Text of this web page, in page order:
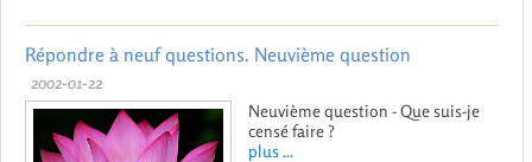
Répondre à neuf questions. Neuvième question
2002-01-22
Neuvième question - Que suis-je
censé faire ?
plus ...